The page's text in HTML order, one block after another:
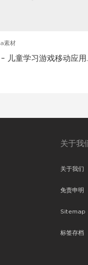
素材
儿童学习游戏移动应用
关于我
关于我们
免责申明
Sitemap
标签存档